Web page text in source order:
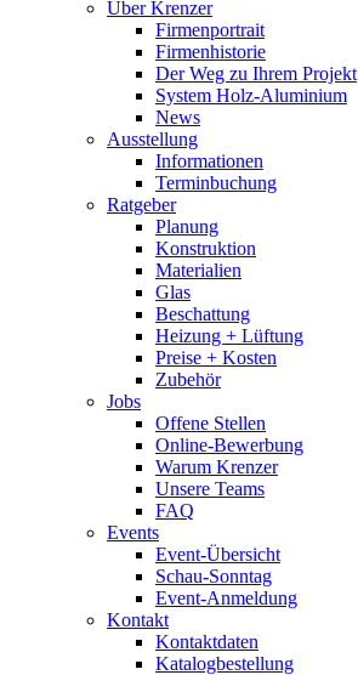
Über Krenzer
Firmenportrait
Firmenhistorie
Der Weg zu Ihrem Projekt
System Holz-Aluminium
News
Ausstellung
Informationen
Terminbuchung
Ratgeber
Planung
Konstruktion
Materialien
Glas
Beschattung
Heizung + Lüftung
Preise + Kosten
Zubehör
Jobs
Offene Stellen
Online-Bewerbung
Warum Krenzer
Unsere Teams
FAQ
Events
Event-Übersicht
Schau-Sonntag
Event-Anmeldung
Kontakt
Kontaktdaten
Katalogbestellung